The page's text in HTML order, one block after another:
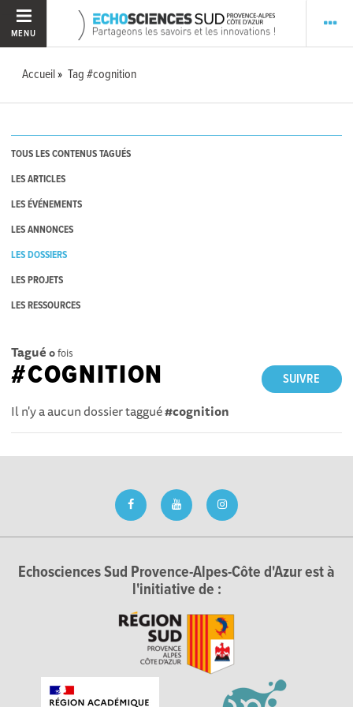
MENU
Accueil Tag #cognition
TOUS LES CONTENUS TAGUÉS
LES ARTICLES
LES ÉVÉNEMENTS
LES ANNONCES
LES DOSSIERS
LES PROJETS
LES RESSOURCES
Tagué 0fois
SUIVRE
#COGNITION
Il n'y a aucun dossier taggué#cognition
Echosciences Sud Provence-Alpes-Côte d'Azur est à
l'initiative de :